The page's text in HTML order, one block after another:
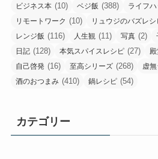
ビジネス本 (10) ベジ飯 (388) ライフハ
リモートワーク (10) リュウジのバズレシ
レンジ飯 (116) 人生観 (11) 写真 (2)
日記 (128) 本気スパイスレシピ (27)
自己啓発 (16) 至高シリーズ (268) 虚
酒のおつまみ (410) 鍋レシピ (54)
カテゴリー